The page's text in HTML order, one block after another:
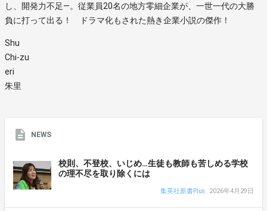
し、開発力不足―。従業員20名の地方零細企業が、一世一代の大勝
負に打って出る！ ドラマ化もされた熱き企業小説の傑作！
Shu
Chi-zu
eri
朱里
NEWS
校則、不登校、いじめ…生徒も教師も苦しめる学校
の理不尽を取り除くには
集英社新書Plus 2026年4月29日